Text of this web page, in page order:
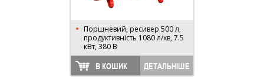
Поршневий, ресивер 500 л,
продуктивність 1080 л/хв, 7.5
кВт, 380 В
В КОШИК ДЕТАЛЬНІШЕ